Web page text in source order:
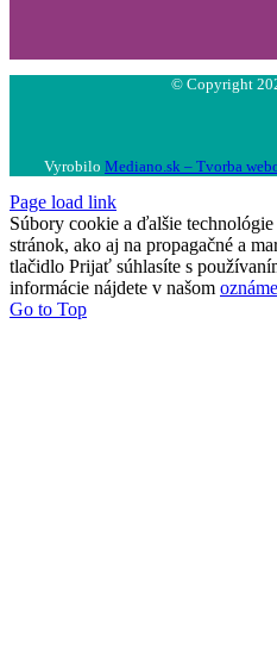
© Copyright
Vyrobilo Mediano.sk – Tvorba
Page load link
Súbory cookie a ďalšie
stránok, ako aj na propagačné a
tlačidlo Prijať súhlasíte s
informácie nájdete v našom
Go to Top